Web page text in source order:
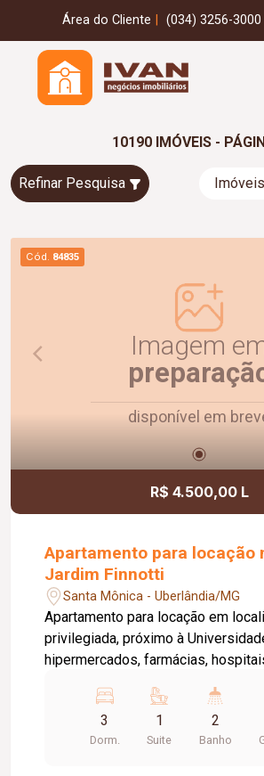
Área do Cliente (034) 3256-3000
10190 IMÓVEIS -
Refinar Pesquisa
Cód. 84835
Imagem
disponível em
R$ 4.500,00 L
Apartamento para locação
Jardim Finnotti
Santa Mônica - Uberlândia/MG
Apartamento para locação em
privilegiada, próximo à
hipermercados, farmácias,
03 quartos, sendo 01 suíte ampla
oferecendo conforto e praticidade
família. Possui sala espaçosa com
3
Dorm.
1
Suite
2
Banho